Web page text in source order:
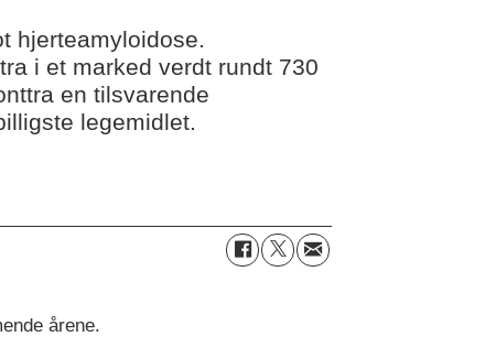
hjerteamyloidose.
i et marked verdt rundt 730
en tilsvarende
legemidlet.
årene.